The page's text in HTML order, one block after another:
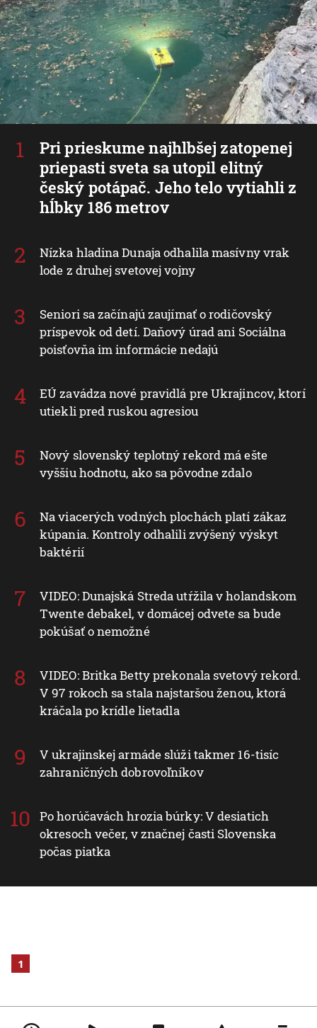
Pri prieskume najhlbšej zatopenej
priepasti sveta sa utopil elitný
český potápač. Jeho telo vytiahli z
hĺbky 186 metrov
Nízka hladina Dunaja odhalila masívny vrak
lode z druhej svetovej vojny
Seniori sa začínajú zaujímať o rodičovský
príspevok od detí. Daňový úrad ani Sociálna
poisťovňa im informácie nedajú
EÚ zavádza nové pravidlá pre Ukrajincov, ktorí
utiekli pred ruskou agresiou
Nový slovenský teplotný rekord má ešte
vyššiu hodnotu, ako sa pôvodne zdalo
Na viacerých vodných plochách platí zákaz
kúpania. Kontroly odhalili zvýšený výskyt
baktérií
VIDEO: Dunajská Streda utŕžila v holandskom
Twente debakel, v domácej odvete sa bude
pokúšať o nemožné
VIDEO: Britka Betty prekonala svetový rekord.
V 97 rokoch sa stala najstaršou ženou, ktorá
kráčala po krídle lietadla
V ukrajinskej armáde slúži takmer 16-tisíc
zahraničných dobrovoľníkov
Po horúčavách hrozia búrky: V desiatich
okresoch večer, v značnej časti Slovenska
počas piatka
1